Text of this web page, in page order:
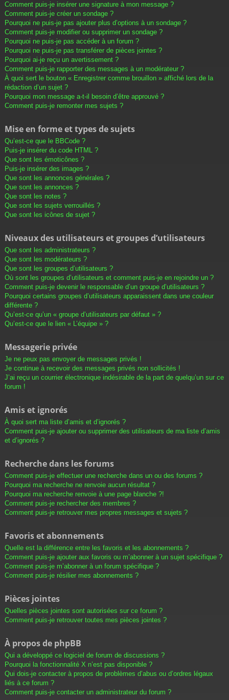
Comment puis-je insérer une signature à mon message ?
Comment puis-je créer un sondage ?
Pourquoi ne puis-je pas ajouter plus d’options à un sondage ?
Comment puis-je modifier ou supprimer un sondage ?
Pourquoi ne puis-je pas accéder à un forum ?
Pourquoi ne puis-je pas transférer de pièces jointes ?
Pourquoi ai-je reçu un avertissement ?
Comment puis-je rapporter des messages à un modérateur ?
À quoi sert le bouton « Enregistrer comme brouillon » affiché lors de la
rédaction d’un sujet ?
Pourquoi mon message a-t-il besoin d’être approuvé ?
Comment puis-je remonter mes sujets ?
Mise en forme et types de sujets
Qu’est-ce que le BBCode ?
Puis-je insérer du code HTML ?
Que sont les émoticônes ?
Puis-je insérer des images ?
Que sont les annonces générales ?
Que sont les annonces ?
Que sont les notes ?
Que sont les sujets verrouillés ?
Que sont les icônes de sujet ?
Niveaux des utilisateurs et groupes d’utilisateurs
Que sont les administrateurs ?
Que sont les modérateurs ?
Que sont les groupes d’utilisateurs ?
Où sont les groupes d’utilisateurs et comment puis-je en rejoindre un ?
Comment puis-je devenir le responsable d’un groupe d’utilisateurs ?
Pourquoi certains groupes d’utilisateurs apparaissent dans une couleur
différente ?
Qu’est-ce qu’un « groupe d’utilisateurs par défaut » ?
Qu’est-ce que le lien « L’équipe » ?
Messagerie privée
Je ne peux pas envoyer de messages privés !
Je continue à recevoir des messages privés non sollicités !
J’ai reçu un courrier électronique indésirable de la part de quelqu’un sur ce
forum !
Amis et ignorés
À quoi sert ma liste d’amis et d’ignorés ?
Comment puis-je ajouter ou supprimer des utilisateurs de ma liste d’amis
et d’ignorés ?
Recherche dans les forums
Comment puis-je effectuer une recherche dans un ou des forums ?
Pourquoi ma recherche ne renvoie aucun résultat ?
Pourquoi ma recherche renvoie à une page blanche ?!
Comment puis-je rechercher des membres ?
Comment puis-je retrouver mes propres messages et sujets ?
Favoris et abonnements
Quelle est la différence entre les favoris et les abonnements ?
Comment puis-je ajouter aux favoris ou m’abonner à un sujet spécifique ?
Comment puis-je m’abonner à un forum spécifique ?
Comment puis-je résilier mes abonnements ?
Pièces jointes
Quelles pièces jointes sont autorisées sur ce forum ?
Comment puis-je retrouver toutes mes pièces jointes ?
À propos de phpBB
Qui a développé ce logiciel de forum de discussions ?
Pourquoi la fonctionnalité X n’est pas disponible ?
Qui dois-je contacter à propos de problèmes d’abus ou d’ordres légaux
liés à ce forum ?
Comment puis-je contacter un administrateur du forum ?